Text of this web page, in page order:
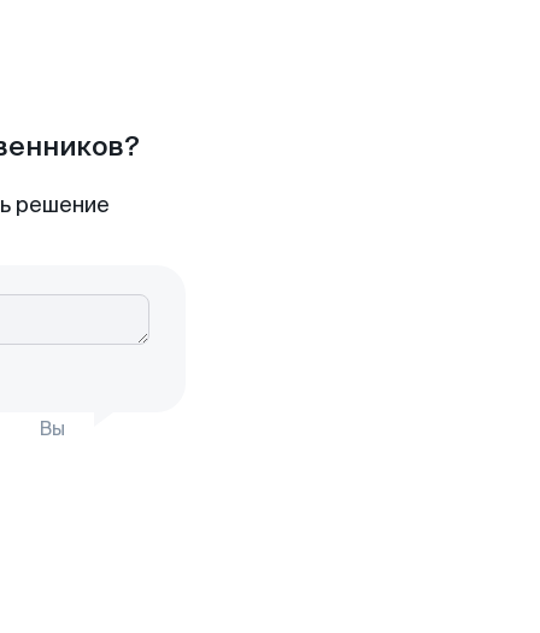
решение
Вы